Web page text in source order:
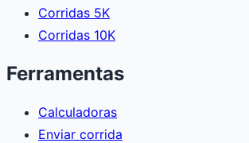
Corridas 5K
Corridas 10K
Ferramentas
Calculadoras
Enviar corrida